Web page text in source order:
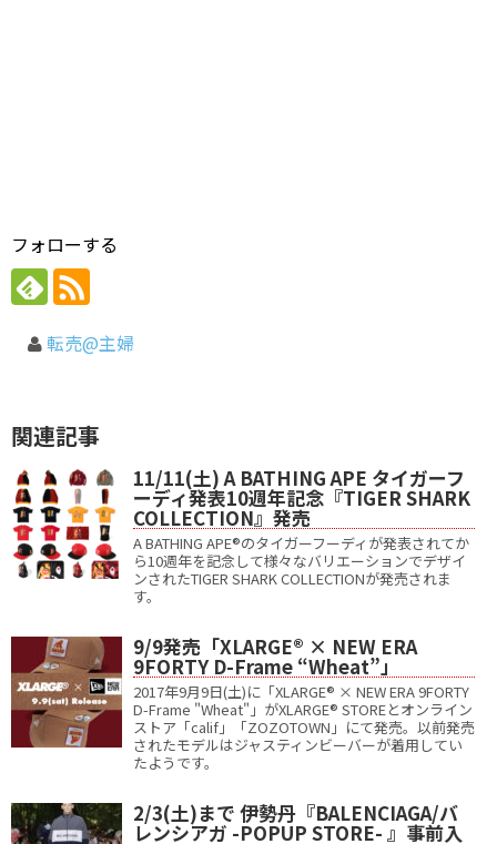
フォローする
転売@主婦
関連記事
11/11(土) A BATHING APE タイガーフ
ーディ発表10週年記念『TIGER SHARK
COLLECTION』発売
A BATHING APE®のタイガーフーディが発表されてか
ら10週年を記念して様々なバリエーションでデザイ
ンされたTIGER SHARK COLLECTIONが発売されま
す。
9/9発売「XLARGE® × NEW ERA
9FORTY D-Frame “Wheat”」
2017年9月9日(土)に「XLARGE® × NEW ERA 9FORTY
D-Frame "Wheat"」がXLARGE® STOREとオンライン
ストア「calif」「ZOZOTOWN」にて発売。以前発売
されたモデルはジャスティンビーバーが着用してい
たようです。
2/3(土)まで 伊勢丹『BALENCIAGA/バ
レンシアガ -POPUP STORE- 』事前入